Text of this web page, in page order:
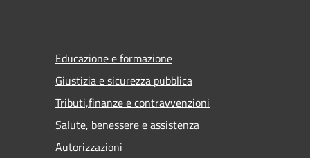
Educazione e formazione
Giustizia e sicurezza pubblica
Tributi,finanze e contravvenzioni
Salute, benessere e assistenza
Autorizzazioni